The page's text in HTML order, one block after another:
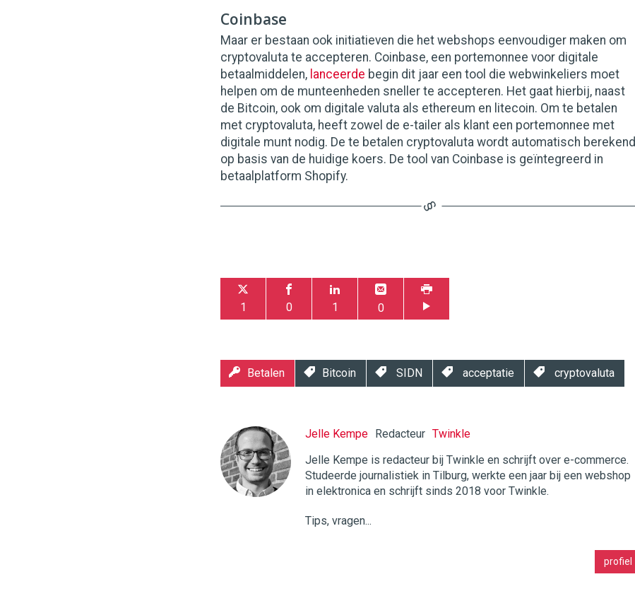
Coinbase
Maar er bestaan ook initiatieven die het webshops eenvoudiger maken om
cryptovaluta te accepteren. Coinbase, een portemonnee voor digitale
betaalmiddelen, lanceerde begin dit jaar een tool die webwinkeliers moet
helpen om de munteenheden sneller te accepteren. Het gaat hierbij, naast
de Bitcoin, ook om digitale valuta als ethereum en litecoin. Om te betalen
met cryptovaluta, heeft zowel de e-tailer als klant een portemonnee met
digitale munt nodig. De te betalen cryptovaluta wordt automatisch berekend
op basis van de huidige koers. De tool van Coinbase is geïntegreerd in
betaalplatform Shopify.
1 0 1 0
Betalen Bitcoin SIDN acceptatie cryptovaluta
Jelle Kempe Redacteur Twinkle
Jelle Kempe is redacteur bij Twinkle en schrijft over e-commerce.
Studeerde journalistiek in Tilburg, werkte een jaar bij een webshop
in elektronica en schrijft sinds 2018 voor Twinkle.
Tips, vragen...
profiel
Twinkle
|
Digital
Commercehttps://twinklemagazine.nl